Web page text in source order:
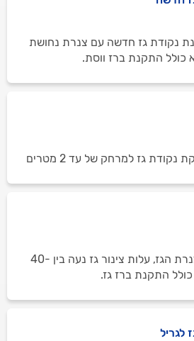
נקודת גז חדשה עם צנרת נחושת
גז למרחק של עד 2 מטרים
המחיר אינו כולל את צנרת הגז, עלות צינור גז נעה בין 40-
לגריל